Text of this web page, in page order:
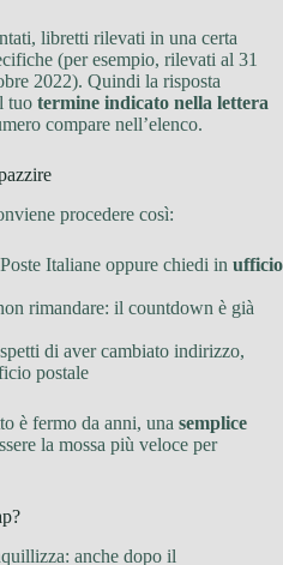
libretti rilevati in una certa
(per esempio, rilevati al 31
2022). Quindi la risposta
tuo termine indicato nella lettera
compare nell’elenco.
procedere così:
Italiane oppure chiedi in ufficio
rimandare: il countdown è già
di aver cambiato indirizzo,
postale
è fermo da anni, una semplice
la mossa più veloce per
anche dopo il